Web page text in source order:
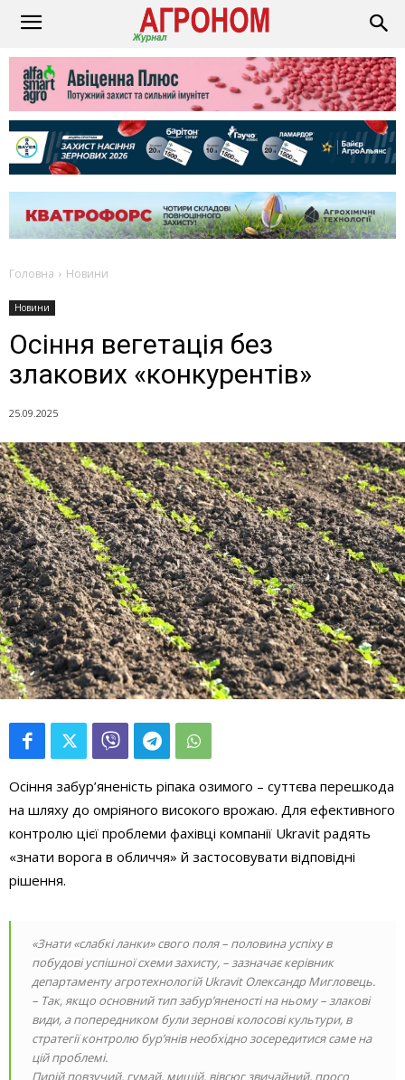
Головна Новини
Новини
Осіння вегетація без
злакових «конкурентів»
25.09.2025
Осіння забур’яненість ріпака озимого – суттєва перешкода
на шляху до омріяного високого врожаю. Для ефективного
контролю цієї проблеми фахівці компанії Ukravit радять
«знати ворога в обличчя» й застосовувати відповідні
рішення.
«Знати «слабкі ланки» свого поля – половина успіху в
побудові успішної схеми захисту, – зазначає керівник
департаменту агротехнологій Ukravit Олександр Мигловець.
– Так, якщо основний тип забур’яненості на ньому – злакові
види, а попередником були зернові колосові культури, в
стратегії контролю бур’янів необхідно зосередитися саме на
цій проблемі.
Пирій повзучий, гумай, мишій, вівсюг звичайний, просо